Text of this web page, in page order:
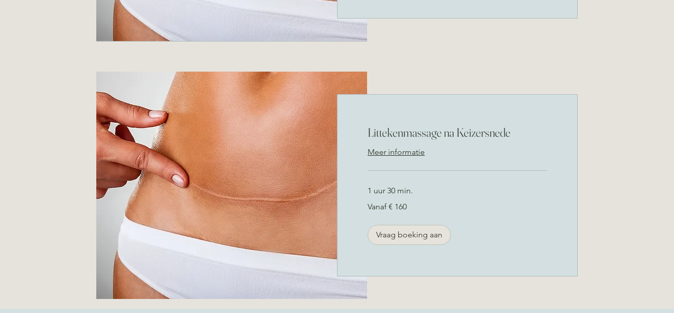
Post-Partum
Ontdek hier alle behandelingen.
Littekenmassage na Keizersnede
Meer informatie
1 uur 30 min.
160
Vanaf € 160
Vraag boeking aan